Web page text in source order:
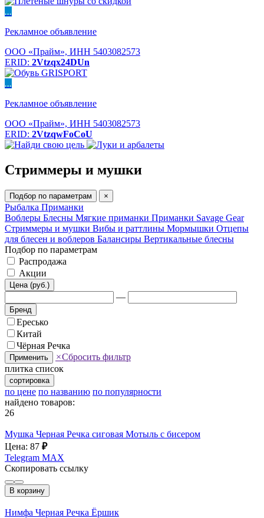
...
Рекламное объявление
ООО «Прайм», ИНН 5403082573
ERID: 2Vtzqx24DUn
...
Рекламное объявление
ООО «Прайм», ИНН 5403082573
ERID: 2VtzqwFoCoU
Стриммеры и мушки
Подбор по параметрам ×
Рыбалка Приманки
Воблеры Блесны Мягкие приманки Приманки Savage Gear
Стриммеры и мушки Вибы и раттлины Мормышки Отцепы
для блесен и воблеров Балансиры Вертикальные блесны
Подбор по параметрам
Распродажа
Акции
Цена (руб.)
—
Бренд
Ересько
Китай
Чёрная Речка
Применить ×Сбросить фильтр
плитка список
сортировка
по цене по названию по популярности
найдено товаров:
26
Мушка Черная Речка сиговая Мотыль с бисером
Цена: 87 ₽
Telegram MAX
Скопировать ссылку
В корзину
Нимфа Черная Речка Ёршик